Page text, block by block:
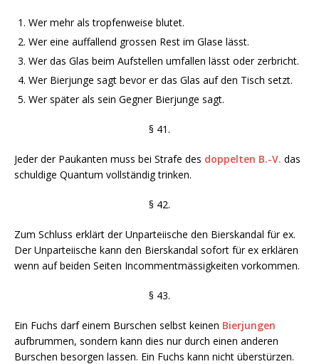
Wer mehr als tropfenweise blutet.
Wer eine auffallend grossen Rest im Glase lässt.
Wer das Glas beim Aufstellen umfallen lässt oder zerbricht.
Wer Bierjunge sagt bevor er das Glas auf den Tisch setzt.
Wer später als sein Gegner Bierjunge sagt.
§ 41.
Jeder der Paukanten muss bei Strafe des doppelten B.-V. das
schuldige Quantum vollständig trinken.
§ 42.
Zum Schluss erklärt der Unparteiische den Bierskandal für ex.
Der Unparteiische kann den Bierskandal sofort für ex erklären
wenn auf beiden Seiten Incommentmässigkeiten vorkommen.
§ 43.
Ein Fuchs darf einem Burschen selbst keinen Bierjungen
aufbrummen, sondern kann dies nur durch einen anderen
Burschen besorgen lassen. Ein Fuchs kann nicht überstürzen.